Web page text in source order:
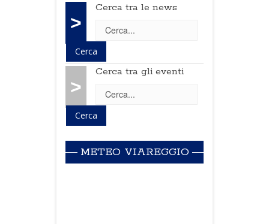
>
Cerca tra le news
>
Cerca tra gli eventi
METEO VIAREGGIO